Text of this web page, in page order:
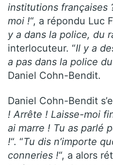
institutions françaises
moi !“, a répondu Luc
y a dans la police, du
interlocuteur. “Il y a
a pas dans la police
Daniel Cohn-Bendit.
Daniel Cohn-Bendit
! Arrête ! Laisse-moi
ai marre ! Tu as parlé
!“. “Tu dis n’importe
conneries !“, a alors